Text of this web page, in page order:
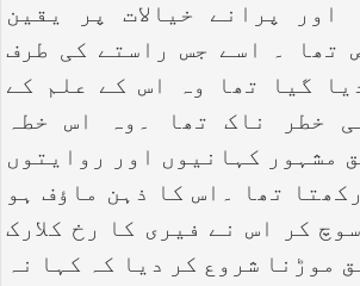
اور پرانے خیالات پر یقین
تھا ۔ اسے جس راستے کی طرف
گیا تھا وہ اس کے علم کے
خطر ناک تھا ۔وہ اس خطہ
مشہور کہانیوں اور روایتوں
تھا ۔اس کا ذہن ماؤف ہو
کر اس نے فیری کا رخ کلارک
موڑنا شروع کر دیا کہ کہا نہ